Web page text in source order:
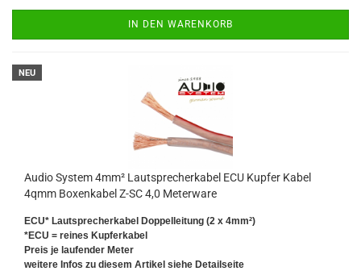
IN DEN WARENKORB
NEU
Audio System 4mm² Lautsprecherkabel ECU Kupfer Kabel
4qmm Boxenkabel Z-SC 4,0 Meterware
ECU* Lautsprecherkabel Doppelleitung (2 x 4mm²)
*ECU = reines Kupferkabel
Preis je laufender Meter
weitere Infos zu diesem Artikel siehe Detailseite